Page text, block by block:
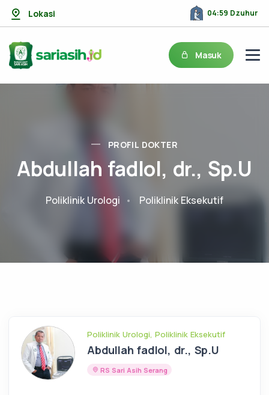
Lokasi 04:59 Dzuhur
Masuk
PROFIL DOKTER
Abdullah fadlol, dr., Sp.U
Poliklinik Urologi Poliklinik Eksekutif
Poliklinik Urologi, Poliklinik Eksekutif
Abdullah fadlol, dr., Sp.U
RS Sari Asih Serang